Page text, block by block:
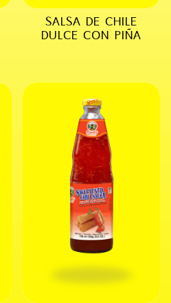
SALSA DE CHILE
DULCE CON PIÑA